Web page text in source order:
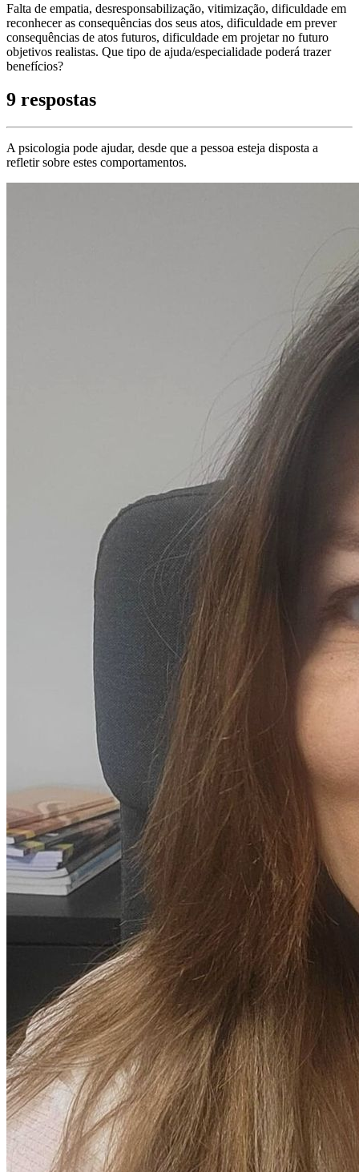
Falta de empatia, desresponsabilização, vitimização, dificuldade em
reconhecer as consequências dos seus atos, dificuldade em prever
consequências de atos futuros, dificuldade em projetar no futuro
objetivos realistas. Que tipo de ajuda/especialidade poderá trazer
benefícios?
9 respostas
A psicologia pode ajudar, desde que a pessoa esteja disposta a
refletir sobre estes comportamentos.